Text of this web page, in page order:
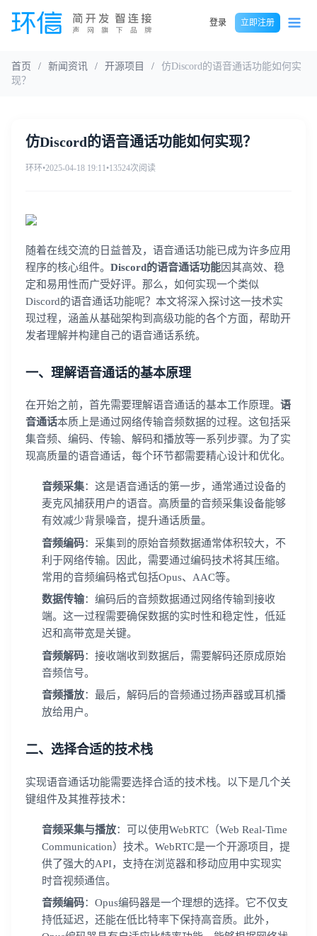
登录 立即注册
首页 / 新闻资讯 / 开源项目 /
仿Discord的语音通话功能如何实
现？
仿Discord的语音通话功能如何实现？
环环•2025-04-18 19:11•13524次阅读
随着在线交流的日益普及，语音通话功能已成为许多应用
程序的核心组件。 Discord的语音通话功能因其高效、稳
定和易用性而广受好评。那么，如何实现一个类似
Discord的语音通话功能呢？本文将深入探讨这一技术实
现过程，涵盖从基础架构到高级功能的各个方面，帮助开
发者理解并构建自己的语音通话系统。
一、理解语音通话的基本原理
在开始之前，首先需要理解语音通话的基本工作原理。 语
音通话本质上是通过网络传输音频数据的过程。这包括采
集音频、编码、传输、解码和播放等一系列步骤。为了实
现高质量的语音通话，每个环节都需要精心设计和优化。
音频采集：这是语音通话的第一步，通常通过设备的
麦克风捕获用户的语音。高质量的音频采集设备能够
有效减少背景噪音，提升通话质量。
音频编码：采集到的原始音频数据通常体积较大，不
利于网络传输。因此，需要通过编码技术将其压缩。
常用的音频编码格式包括Opus、AAC等。
数据传输：编码后的音频数据通过网络传输到接收
端。这一过程需要确保数据的实时性和稳定性，低延
迟和高带宽是关键。
音频解码：接收端收到数据后，需要解码还原成原始
音频信号。
音频播放：最后，解码后的音频通过扬声器或耳机播
放给用户。
二、选择合适的技术栈
实现语音通话功能需要选择合适的技术栈。以下是几个关
键组件及其推荐技术：
音频采集与播放：可以使用WebRTC（Web Real-Time
Communication）技术。WebRTC是一个开源项目，提
供了强大的API，支持在浏览器和移动应用中实现实
时音视频通信。
音频编码：Opus编码器是一个理想的选择。它不仅支
持低延迟，还能在低比特率下保持高音质。此外，